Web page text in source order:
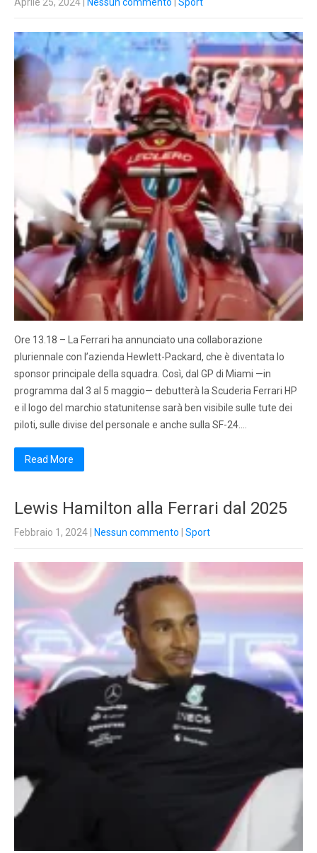
Ore 13.18 – La Ferrari ha annunciato una collaborazione
pluriennale con l’azienda Hewlett-Packard, che è diventata lo
sponsor principale della squadra. Così, dal GP di Miami —in
programma dal 3 al 5 maggio— debutterà la Scuderia Ferrari HP
e il logo del marchio statunitense sarà ben visibile sulle tute dei
piloti, sulle divise del personale e anche sulla SF-24….
Read More
Lewis Hamilton alla Ferrari dal 2025
Febbraio 1, 2024 Nessun commento Sport